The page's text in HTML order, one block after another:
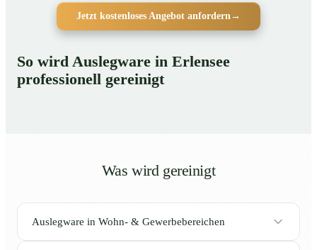
Jetzt kostenloses Angebot anfordern→
So wird Auslegware in Erlensee
professionell gereinigt
Was wird gereinigt
Auslegware in Wohn- & Gewerbebereichen